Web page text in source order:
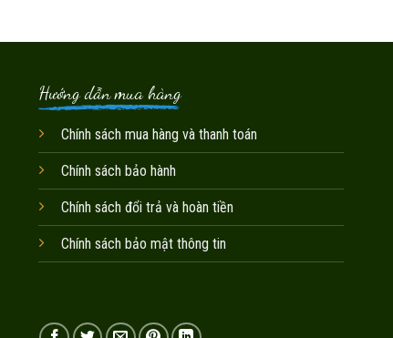
Hướng dẫn mua hàng
Chính sách mua hàng và thanh toán
Chính sách bảo hành
Chính sách đổi trả và hoàn tiền
Chính sách bảo mật thông tin